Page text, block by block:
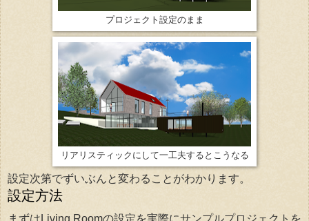
プロジェクト設定のまま
リアリスティックにして一工夫するとこうなる
設定次第でずいぶんと変わることがわかります。
設定方法
まずはLiving Roomの設定を実際にサンプルプロジェクトを